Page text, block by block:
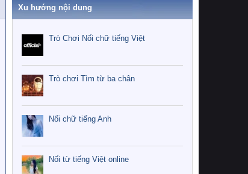
Xu hướng nội dung
Trò Chơi Nối chữ tiếng Việt
Trò chơi Tìm từ ba chân
Nối chữ tiếng Anh
Nối từ tiếng Việt online